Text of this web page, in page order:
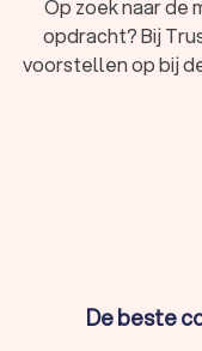
Op zoek naar de
opdracht? Bij
voorstellen op bij
De beste